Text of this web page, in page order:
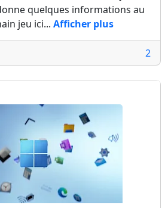
quelques informations au
jeu ici... Afficher plus
2